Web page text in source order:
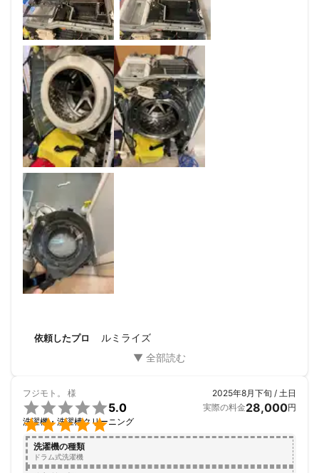
エアコンはカバーの取り外しが大変だと思っていましたが、
普段から取付工事もされているとのことで、手際よく一度壁
から外してしっかり清掃してくれました。ドレンの排水パイ
プの詰まりも解消してもらえて助かりました。
どの作業もとても丁寧で、プロのこだわりを感じました。洗
濯機も新品のようにきれいになり、乾燥機能も改善して大満
足です。
またぜひお願いしたいと思います。
依頼したプロ ルミライズ
フジモト。 様


5.0
洗濯機・洗濯槽クリーニング
2025年8月下旬 / 土日
実際の料金28,000円
洗濯機の種類
ドラム式洗濯機